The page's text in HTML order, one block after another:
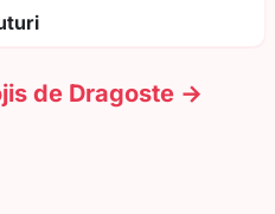
de Dragoste →